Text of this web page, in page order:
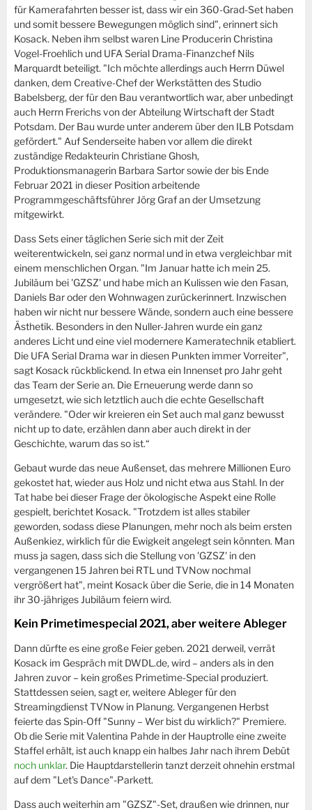
für Kamerafahrten besser ist, dass wir ein 360-Grad-Set haben
und somit bessere Bewegungen möglich sind", erinnert sich
Kosack. Neben ihm selbst waren Line Producerin Christina
Vogel-Froehlich und UFA Serial Drama-Finanzchef Nils
Marquardt beteiligt. "Ich möchte allerdings auch Herrn Düwel
danken, dem Creative-Chef der Werkstätten des Studio
Babelsberg, der für den Bau verantwortlich war, aber unbedingt
auch Herrn Frerichs von der Abteilung Wirtschaft der Stadt
Potsdam. Der Bau wurde unter anderem über den ILB Potsdam
gefördert." Auf Senderseite haben vor allem die direkt
zuständige Redakteurin Christiane Ghosh,
Produktionsmanagerin Barbara Sartor sowie der bis Ende
Februar 2021 in dieser Position arbeitende
Programmgeschäftsführer Jörg Graf an der Umsetzung
mitgewirkt.
Dass Sets einer täglichen Serie sich mit der Zeit
weiterentwickeln, sei ganz normal und in etwa vergleichbar mit
einem menschlichen Organ. "Im Januar hatte ich mein 25.
Jubiläum bei 'GZSZ' und habe mich an Kulissen wie den Fasan,
Daniels Bar oder den Wohnwagen zurückerinnert. Inzwischen
haben wir nicht nur bessere Wände, sondern auch eine bessere
Ästhetik. Besonders in den Nuller-Jahren wurde ein ganz
anderes Licht und eine viel modernere Kameratechnik etabliert.
Die UFA Serial Drama war in diesen Punkten immer Vorreiter",
sagt Kosack rückblickend. In etwa ein Innenset pro Jahr geht
das Team der Serie an. Die Erneuerung werde dann so
umgesetzt, wie sich letztlich auch die echte Gesellschaft
verändere. "Oder wir kreieren ein Set auch mal ganz bewusst
nicht up to date, erzählen dann aber auch direkt in der
Geschichte, warum das so ist.“
Gebaut wurde das neue Außenset, das mehrere Millionen Euro
gekostet hat, wieder aus Holz und nicht etwa aus Stahl. In der
Tat habe bei dieser Frage der ökologische Aspekt eine Rolle
gespielt, berichtet Kosack. "Trotzdem ist alles stabiler
geworden, sodass diese Planungen, mehr noch als beim ersten
Außenkiez, wirklich für die Ewigkeit angelegt sein könnten. Man
muss ja sagen, dass sich die Stellung von 'GZSZ' in den
vergangenen 15 Jahren bei RTL und TVNow nochmal
vergrößert hat", meint Kosack über die Serie, die in 14 Monaten
ihr 30-jähriges Jubiläum feiern wird.
Kein Primetimespecial 2021, aber weitere Ableger
Dann dürfte es eine große Feier geben. 2021 derweil, verrät
Kosack im Gespräch mit DWDL.de, wird – anders als in den
Jahren zuvor – kein großes Primetime-Special produziert.
Stattdessen seien, sagt er, weitere Ableger für den
Streamingdienst TVNow in Planung. Vergangenen Herbst
feierte das Spin-Off "Sunny – Wer bist du wirklich?" Premiere.
Ob die Serie mit Valentina Pahde in der Hauptrolle eine zweite
Staffel erhält, ist auch knapp ein halbes Jahr nach ihrem Debüt
noch unklar. Die Hauptdarstellerin tanzt derzeit ohnehin erstmal
auf dem "Let's Dance"-Parkett.
Dass auch weiterhin am "GZSZ"-Set, draußen wie drinnen, nur